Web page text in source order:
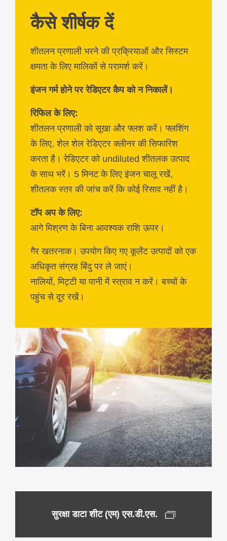
कैसे शीर्षक दें
शीतलन प्रणाली भरने की प्रक्रियाओं और सिस्टम
क्षमता के लिए मालिकों से परामर्श करें।
इंजन गर्म होने पर रेडिएटर कैप को न निकालें।
रिफिल के लिए:
शीतलन प्रणाली को सूखा और फ्लश करें। फ्लशिंग
के लिए, शेल शेल रेडिएटर क्लीनर की सिफारिश
करता है। रेडिएटर को undiluted शीतलक उत्पाद
के साथ भरें। 5 मिनट के लिए इंजन चालू रखें,
शीतलक स्तर की जांच करें कि कोई रिसाव नहीं है।
टॉप अप के लिए:
आगे मिश्रण के बिना आवश्यक राशि ऊपर।
गैर खतरनाक। उपयोग किए गए कूलेंट उत्पादों को एक
अधिकृत संग्रह बिंदु पर ले जाएं।
नालियों, मिट्टी या पानी में स्त्राव न करें। बच्चों के
पहुंच से दूर रखें।
सुरक्षा डाटा शीट (एम) एस.डी.एस.